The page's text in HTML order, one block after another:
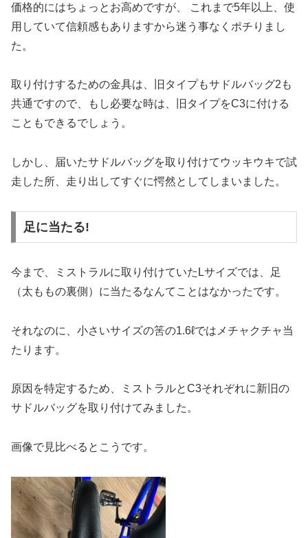
価格的にはちょっとお高めですが、 これまで5年以上、使
用していて信頼感もありますから迷う事なくポチりまし
た。
取り付けするための金具は、旧タイプもサドルバッグ2も
共通ですので、もし必要な時は、旧タイプをC3に付ける
こともできるでしょう。
しかし、届いたサドルバッグを取り付けてウッキウキで試
走した所、走り出してすぐに愕然としてしまいました。
足に当たる!
今まで、ミストラルに取り付けていたLサイズでは、足
（太ももの裏側）に当たるなんてことはなかったです。
それなのに、小さいサイズの筈の1.6ℓではメチャクチャ当
たります。
原因を特定するため、ミストラルとC3それぞれに新旧の
サドルバッグを取り付けてみました。
画像で見比べるとこうです。